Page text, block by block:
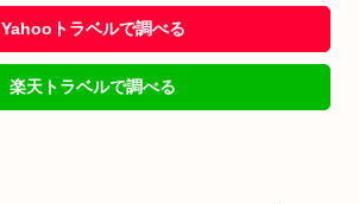
Yahooトラベルで調べる
楽天トラベルで調べる